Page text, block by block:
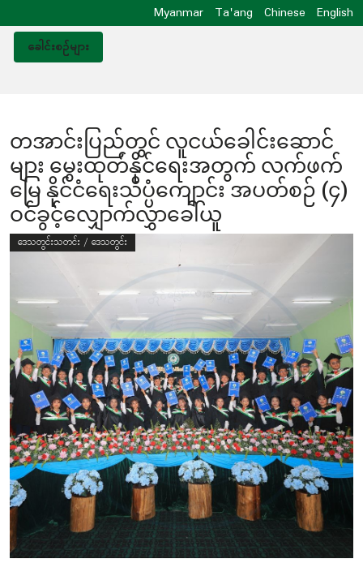
Myanmar Ta'ang Chinese
English
ခေါင်းစဥ်များ
တအာင်းပြည်တွင် လူငယ်ခေါင်းဆောင်
များ မွေးထုတ်နိုင်ရေးအတွက် လက်ဖက်
မြေ နိုင်ငံရေးသိပ္ပံကျောင်း အပတ်စဉ် (၄)
ဝင်ခွင့်လျှောက်လွှာခေါ်ယူ
ဒေသတွင်းသတင်း / ဒေသတွင်း